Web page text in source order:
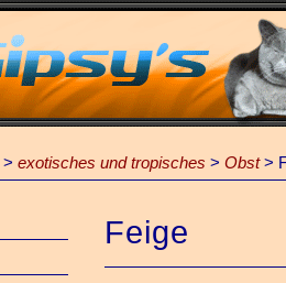
> exotisches und tropisches > Obst>
Feige